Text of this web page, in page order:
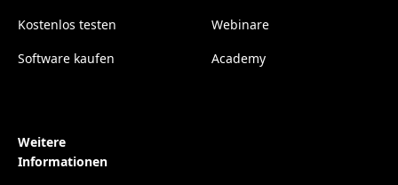
Kostenlos testen
Software kaufen
Webinare
Academy
Weitere
Informationen